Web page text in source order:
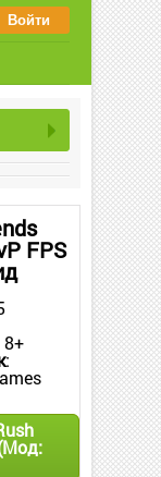
FPS
8+
: